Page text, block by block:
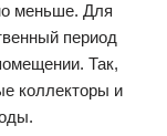
меньше. Для
период
Так,
коллекторы и